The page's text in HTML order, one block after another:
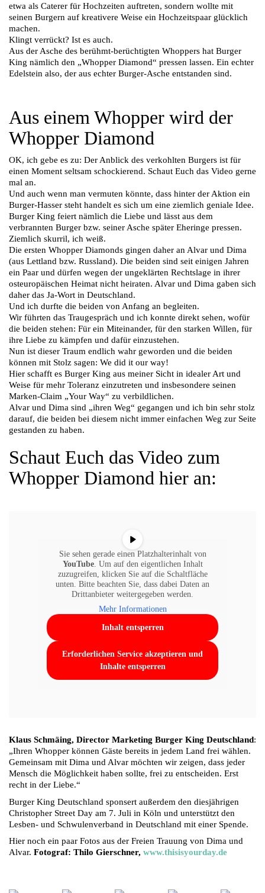
etwa als Caterer für Hochzeiten auftreten, sondern wollte mit
seinen Burgern auf kreativere Weise ein Hochzeitspaar glücklich
machen.
Klingt verrückt? Ist es auch.
Aus der Asche des berühmt-berüchtigten Whoppers hat Burger
King nämlich den „Whopper Diamond“ pressen lassen. Ein echter
Edelstein also, der aus echter Burger-Asche entstanden sind.
Aus einem Whopper wird der
Whopper Diamond
OK, ich gebe es zu: Der Anblick des verkohlten Burgers ist für
einen Moment seltsam schockierend. Schaut Euch das Video gerne
mal an.
Und auch wenn man vermuten könnte, dass hinter der Aktion ein
Burger-Hasser steht handelt es sich um eine ziemlich geniale Idee.
Burger King feiert nämlich die Liebe und lässt aus dem
verbrannten Burger bzw. seiner Asche später Eheringe pressen.
Ziemlich skurril, ich weiß.
Die ersten Whopper Diamonds gingen daher an Alvar und Dima
(aus Lettland bzw. Russland). Die beiden sind seit einigen Jahren
ein Paar und dürfen wegen der ungeklärten Rechtslage in ihrer
osteuropäischen Heimat nicht heiraten. Alvar und Dima gaben sich
daher das Ja-Wort in Deutschland.
Und ich durfte die beiden von Anfang an begleiten.
Wir führten das Traugespräch und ich konnte direkt sehen, wofür
die beiden stehen: Für ein Miteinander, für den starken Willen, für
ihre Liebe zu kämpfen und dafür einzustehen.
Nun ist dieser Traum endlich wahr geworden und die beiden
können mit Stolz sagen: We did it our way!
Hier schafft es Burger King aus meiner Sicht in idealer Art und
Weise für mehr Toleranz einzutreten und insbesondere seinen
Marken-Claim „Your Way“ zu verbildlichen.
Alvar und Dima sind „ihren Weg“ gegangen und ich bin sehr stolz
darauf, die beiden bei diesem nicht immer einfachen Weg zur Seite
gestanden zu haben.
Schaut Euch das Video zum
Whopper Diamond hier an:
Sie sehen gerade einen Platzhalterinhalt von
YouTube. Um auf den eigentlichen Inhalt
zuzugreifen, klicken Sie auf die Schaltfläche
unten. Bitte beachten Sie, dass dabei Daten an
Drittanbieter weitergegeben werden.
Mehr Informationen
Inhalt entsperren
Erforderlichen Service akzeptieren und
Inhalte entsperren
Klaus Schmäing, Director Marketing Burger King Deutschland:
„Ihren Whopper können Gäste bereits in jedem Land frei wählen.
Gemeinsam mit Dima und Alvar möchten wir zeigen, dass jeder
Mensch die Möglichkeit haben sollte, frei zu entscheiden. Erst
recht in der Liebe.“
Burger King Deutschland sponsert außerdem den diesjährigen
Christopher Street Day am 7. Juli in Köln und unterstützt den
Lesben- und Schwulenverband in Deutschland mit einer Spende.
Hier noch ein paar Fotos aus der Freien Trauung von Dima und
Alvar. Fotograf: Thilo Gierschner, www.thisisyourday.de